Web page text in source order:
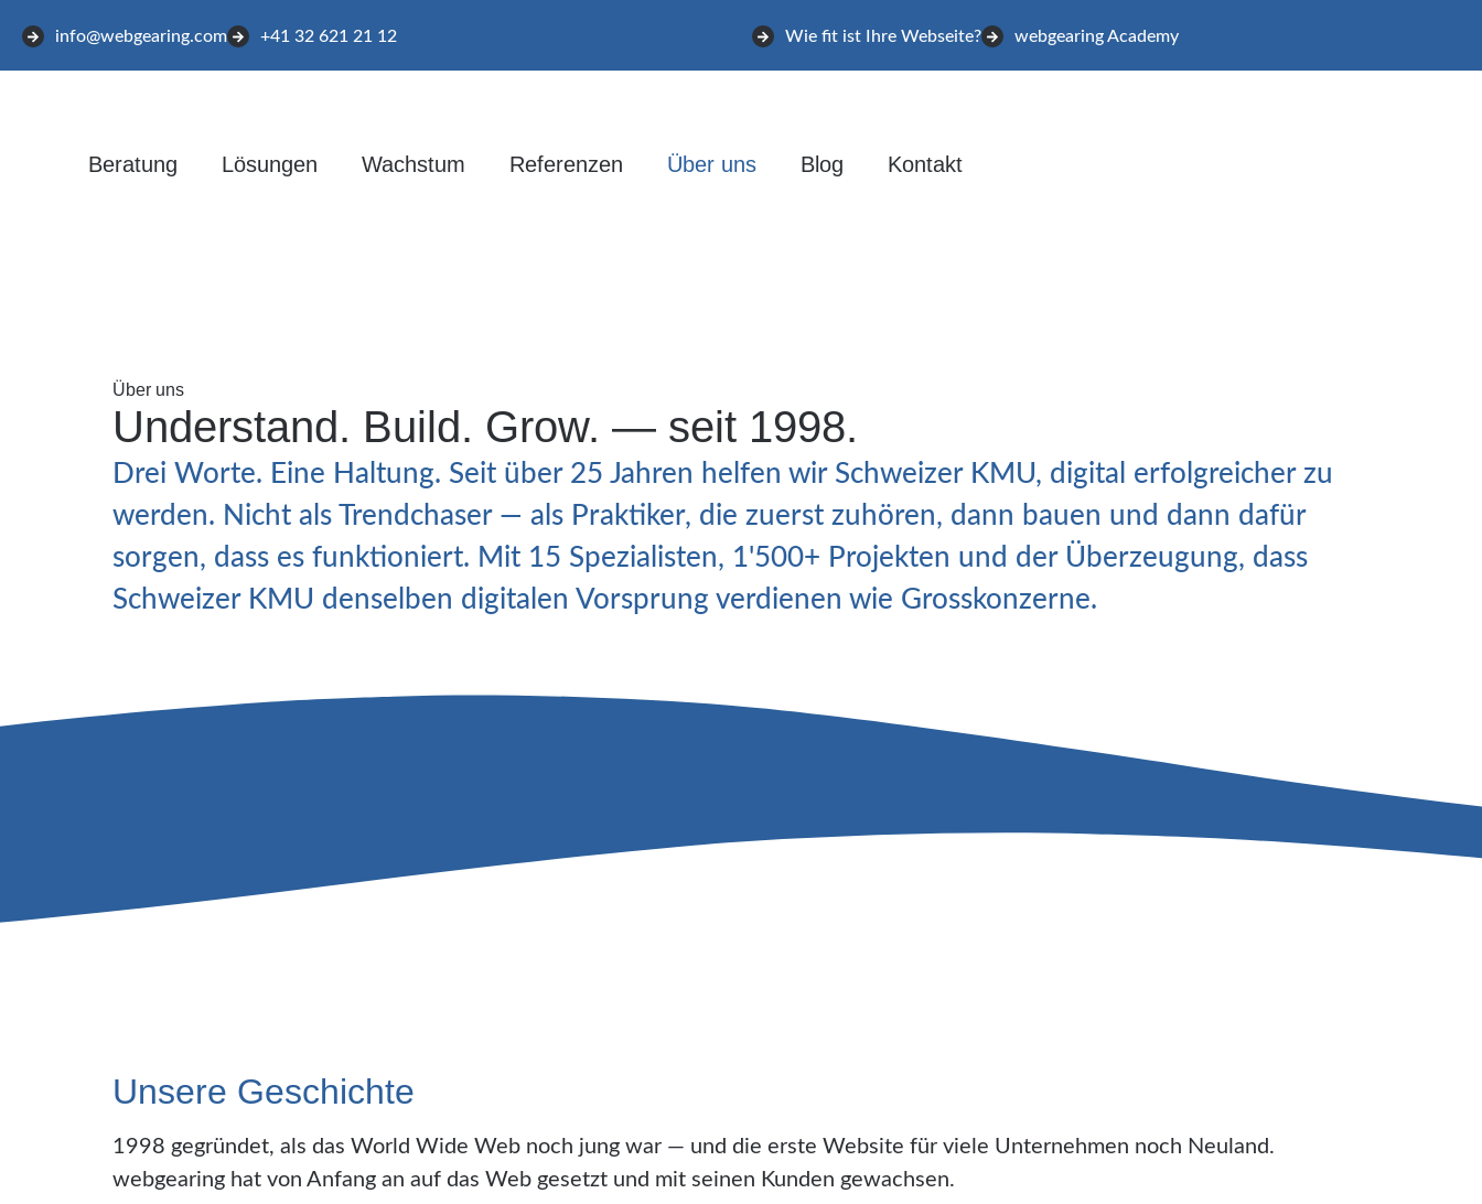
info@webgearing.com +41 32 621 21 12 Wie fit ist Ihre Webseite? webgearing Academy
Beratung Lösungen Wachstum Referenzen Über uns Blog Kontakt
Über uns
Understand. Build. Grow. — seit 1998.
Drei Worte. Eine Haltung. Seit über 25 Jahren helfen wir Schweizer KMU, digital erfolgreicher zu
werden. Nicht als Trendchaser — als Praktiker, die zuerst zuhören, dann bauen und dann dafür
sorgen, dass es funktioniert. Mit 15 Spezialisten, 1'500+ Projekten und der Überzeugung, dass
Schweizer KMU denselben digitalen Vorsprung verdienen wie Grosskonzerne.
Unsere Geschichte
1998 gegründet, als das World Wide Web noch jung war — und die erste Website für viele Unternehmen noch Neuland.
webgearing hat von Anfang an auf das Web gesetzt und mit seinen Kunden gewachsen.